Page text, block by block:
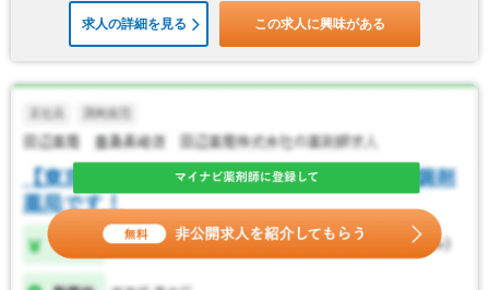
求人の詳細を見る この求人に興味がある